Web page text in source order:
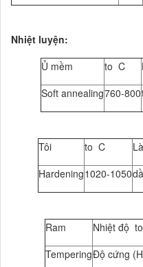
Nhiệt luyện:
Ủ mềm
to C
Soft annealing760-800
Tôi to C
Hardening1020-1050
Ram Nhiệt độ
TemperingĐộ cứng